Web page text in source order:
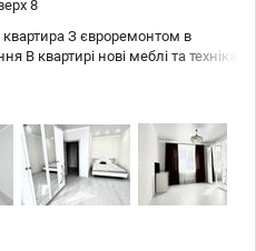
8
З євроремонтом в
В квартирі нові меблі та техніка